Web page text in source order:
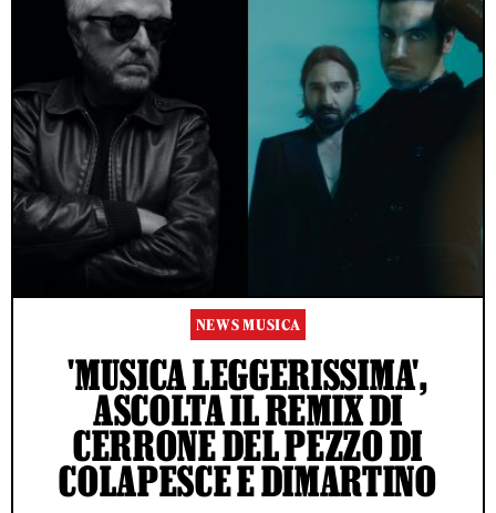
NEWS MUSICA
'MUSICA LEGGERISSIMA',
ASCOLTA IL REMIX DI
CERRONE DEL PEZZO DI
COLAPESCE E DIMARTINO